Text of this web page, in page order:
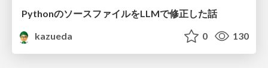
PythonのソースファイルをLLMで修正した話
kazueda
0 130